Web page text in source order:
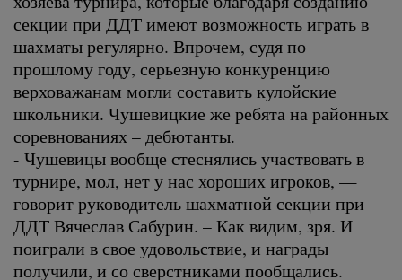
секции при ДДТ имеют возможность играть в
шахматы регулярно. Впрочем, судя по
прошлому году, серьезную конкуренцию
верховажанам могли составить кулойские
школьники. Чушевицкие же ребята на районных
соревнованиях – дебютанты.
- Чушевицы вообще стеснялись участвовать в
турнире, мол, нет у нас хороших игроков, —
говорит руководитель шахматной секции при
ДДТ Вячеслав Сабурин. – Как видим, зря. И
поиграли в свое удовольствие, и награды
получили, и со сверстниками пообщались.